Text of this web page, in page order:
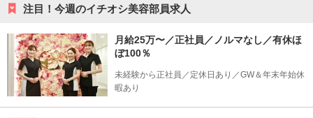
注目！今週のイチオシ美容部員求人
月給25万〜／正社員／ノルマなし／有休ほ
ぼ100％
未経験から正社員／定休日あり／GW＆年末年始休
暇あり